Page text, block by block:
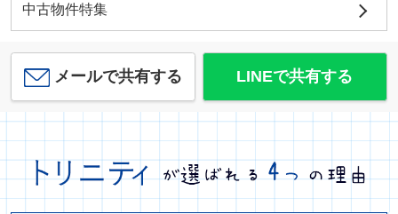
中古物件特集
メールで共有する LINEで共有する